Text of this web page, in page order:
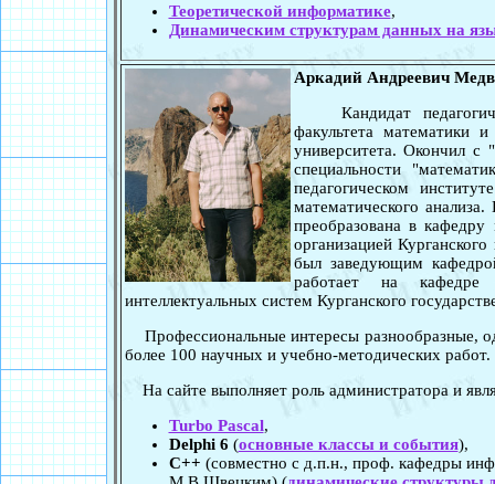
Теоретической информатике,
Динамическим структурам данных на
Аркадий Андреевич
Кандидат
факультета математики
университета. Окончил с
специальности
педагогическом
математического
преобразована в
организацией
был заведующим
работает на кафедре
интеллектуальных систем Курганского
Профессиональные интересы разнообразные,
более 100 научных и учебно-методических работ.
На сайте выполняет роль администратора и
Turbo Pascal,
Delphi 6 (основные классы и события),
C++ (совместно с д.п.н., проф. кафедры